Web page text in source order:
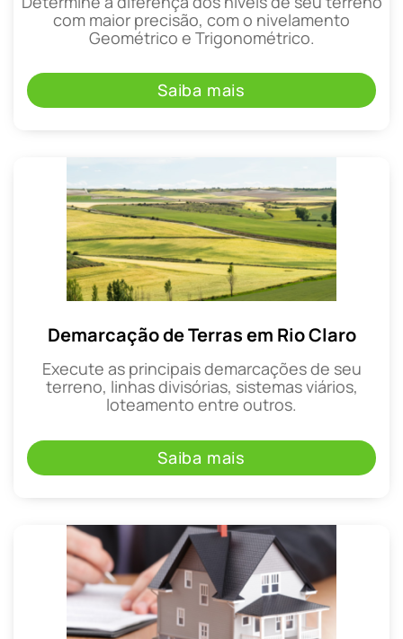
com maior precisão, com o nivelamento
Geométrico e Trigonométrico.
Saiba mais
Demarcação de Terras em Rio Claro
Execute as principais demarcações de seu
terreno, linhas divisórias, sistemas viários,
loteamento entre outros.
Saiba mais